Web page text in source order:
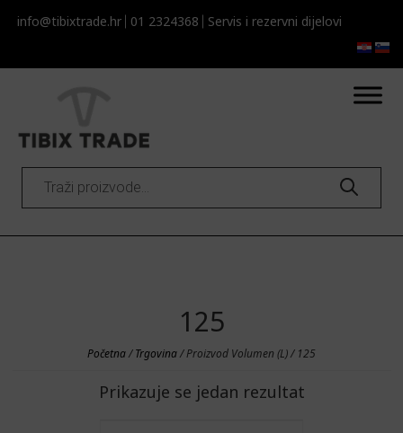
info@tibixtrade.hr 01 2324368 Servis i rezervni dijelovi​​
Products
search
125
Početna/Trgovina/ Proizvod Volumen (L) / 125
Prikazuje se jedan rezultat